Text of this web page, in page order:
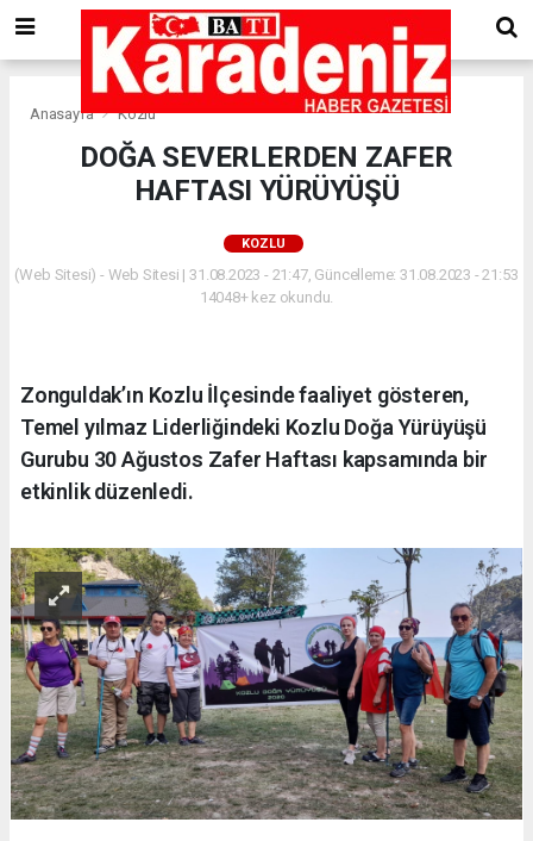
Anasayfa Kozlu
DOĞA SEVERLERDEN ZAFER
HAFTASI YÜRÜYÜŞÜ
KOZLU
(Web Sitesi) - Web Sitesi | 31.08.2023 - 21:47, Güncelleme: 31.08.2023 - 21:53
14048+ kez okundu.
Zonguldak’ın Kozlu İlçesinde faaliyet gösteren,
Temel yılmaz Liderliğindeki Kozlu Doğa Yürüyüşü
Gurubu 30 Ağustos Zafer Haftası kapsamında bir
etkinlik düzenledi.